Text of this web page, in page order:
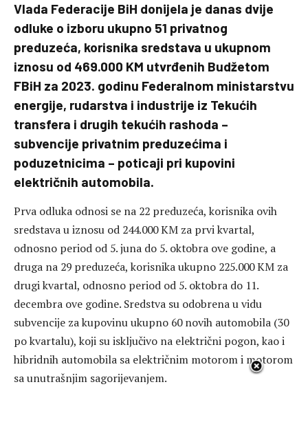
Vlada Federacije BiH donijela je danas dvije
odluke o izboru ukupno 51 privatnog
preduzeća, korisnika sredstava u ukupnom
iznosu od 469.000 KM utvrđenih Budžetom
FBiH za 2023. godinu Federalnom ministarstvu
energije, rudarstva i industrije iz Tekućih
transfera i drugih tekućih rashoda –
subvencije privatnim preduzećima i
poduzetnicima – poticaji pri kupovini
električnih automobila.
Prva odluka odnosi se na 22 preduzeća, korisnika ovih
sredstava u iznosu od 244.000 KM za prvi kvartal,
odnosno period od 5. juna do 5. oktobra ove godine, a
druga na 29 preduzeća, korisnika ukupno 225.000 KM za
drugi kvartal, odnosno period od 5. oktobra do 11.
decembra ove godine. Sredstva su odobrena u vidu
subvencije za kupovinu ukupno 60 novih automobila (30
po kvartalu), koji su isključivo na električni pogon, kao i
hibridnih automobila sa električnim motorom i motorom
sa unutrašnjim sagorijevanjem.